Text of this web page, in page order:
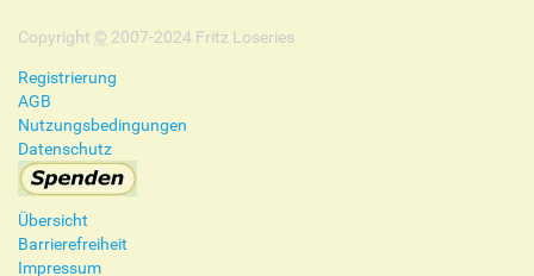
Copyright © 2007-2024 Fritz Loseries
Registrierung
AGB
Nutzungsbedingungen
Datenschutz
Übersicht
Barrierefreiheit
Impressum